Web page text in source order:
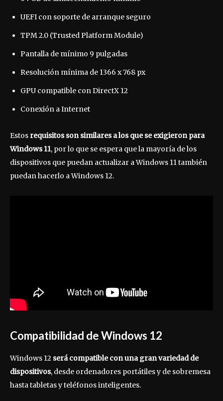
UEFI con soporte de arranque seguro
TPM 2.0 (Trusted Platform Module)
Pantalla de mínimo 9 pulgadas
Resolución mínima de 1366 x 768 px
GPU compatible con DirectX 12
Conexión a Internet
Estos requisitos son similares a los que se exigieron para
Windows 11, por lo que se espera que la mayoría de los
dispositivos que puedan actualizar a Windows 11 también
puedan hacerlo a Windows 12.
Compatibilidad de Windows 12
Windows 12 será compatible con una gran variedad de
dispositivos, desde ordenadores portátiles y de sobremesa
hasta tabletas y teléfonos inteligentes.